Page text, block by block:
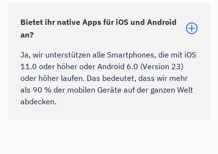
Bietet ihr native Apps für iOS und Android
an?
Ja, wir unterstützen alle Smartphones, die mit iOS
11.0 oder höher oder Android 6.0 (Version 23)
oder höher laufen. Das bedeutet, dass wir mehr
als 90 % der mobilen Geräte auf der ganzen Welt
abdecken.